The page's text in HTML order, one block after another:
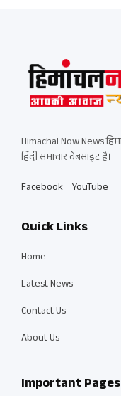
Himachal Now News
हिंदी समाचार वेबसाइट है।
Facebook YouTube
Quick Links
Home
Latest News
Contact Us
About Us
Important Pages